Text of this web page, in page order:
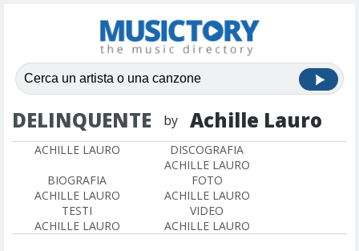
DELINQUENTE by Achille Lauro
ACHILLE LAURO
DISCOGRAFIA
ACHILLE LAURO
BIOGRAFIA
ACHILLE LAURO
FOTO
ACHILLE LAURO
TESTI
ACHILLE LAURO
VIDEO
ACHILLE LAURO